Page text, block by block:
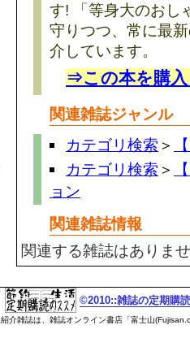
す! 「等身大のおし
守りつつ、常に最
介しています。
⇒この本を購
関連雑誌ジャンル
カテゴリ検索 ＞
カテゴリ検索 ＞
ョン
関連雑誌情報
関連する雑誌はありま
©2010::雑誌の定期購
紹介雑誌は、雑誌オンライン書店「富士山